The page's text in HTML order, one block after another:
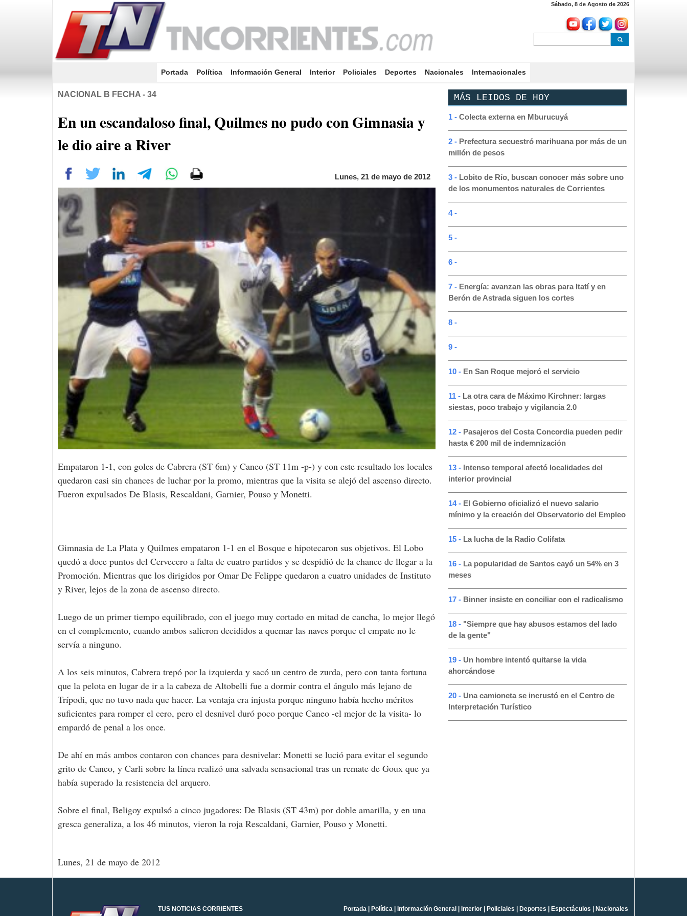
Sábado, 8 de Agosto de 2026
Portada (current)
Política Información General Interior Policiales Deportes Nacionales Internacionales
NACIONAL B FECHA - 34
En un escandaloso final, Quilmes no pudo con Gimnasia y
le dio aire a River
Lunes, 21 de mayo de 2012
Empataron 1-1, con goles de Cabrera (ST 6m) y Caneo (ST 11m -p-) y con este resultado los locales
quedaron casi sin chances de luchar por la promo, mientras que la visita se alejó del ascenso directo.
Fueron expulsados De Blasis, Rescaldani, Garnier, Pouso y Monetti.
Gimnasia de La Plata y Quilmes empataron 1-1 en el Bosque e hipotecaron sus objetivos. El Lobo
quedó a doce puntos del Cervecero a falta de cuatro partidos y se despidió de la chance de llegar a la
Promoción. Mientras que los dirigidos por Omar De Felippe quedaron a cuatro unidades de Instituto
y River, lejos de la zona de ascenso directo.
Luego de un primer tiempo equilibrado, con el juego muy cortado en mitad de cancha, lo mejor llegó
en el complemento, cuando ambos salieron decididos a quemar las naves porque el empate no le
servía a ninguno.
A los seis minutos, Cabrera trepó por la izquierda y sacó un centro de zurda, pero con tanta fortuna
que la pelota en lugar de ir a la cabeza de Altobelli fue a dormir contra el ángulo más lejano de
Trípodi, que no tuvo nada que hacer. La ventaja era injusta porque ninguno había hecho méritos
suficientes para romper el cero, pero el desnivel duró poco porque Caneo -el mejor de la visita- lo
empardó de penal a los once.
De ahí en más ambos contaron con chances para desnivelar: Monetti se lució para evitar el segundo
grito de Caneo, y Carli sobre la línea realizó una salvada sensacional tras un remate de Goux que ya
había superado la resistencia del arquero.
Sobre el final, Beligoy expulsó a cinco jugadores: De Blasis (ST 43m) por doble amarilla, y en una
gresca generaliza, a los 46 minutos, vieron la roja Rescaldani, Garnier, Pouso y Monetti.
Lunes, 21 de mayo de 2012
MÁS LEIDOS DE HOY
1 - Colecta externa en Mburucuyá
2 - Prefectura secuestró marihuana por más de un
millón de pesos
3 - Lobito de Río, buscan conocer más sobre uno
de los monumentos naturales de Corrientes
4 -
5 -
6 -
7 - Energía: avanzan las obras para Itatí y en
Berón de Astrada siguen los cortes
8 -
9 -
10 - En San Roque mejoró el servicio
11 - La otra cara de Máximo Kirchner: largas
siestas, poco trabajo y vigilancia 2.0
12 - Pasajeros del Costa Concordia pueden pedir
hasta € 200 mil de indemnización
13 - Intenso temporal afectó localidades del
interior provincial
14 - El Gobierno oficializó el nuevo salario
mínimo y la creación del Observatorio del Empleo
15 - La lucha de la Radio Colifata
16 - La popularidad de Santos cayó un 54% en 3
meses
17 - Binner insiste en conciliar con el radicalismo
18 - "Siempre que hay abusos estamos del lado
de la gente"
19 - Un hombre intentó quitarse la vida
ahorcándose
20 - Una camioneta se incrustó en el Centro de
Interpretación Turístico
TUS NOTICIAS CORRIENTES
Portada | Política | Información General | Interior | Policiales | Deportes | Espectáculos | Nacionales